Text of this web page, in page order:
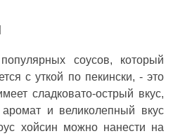
соусов, который
с уткой по пекински, - это
сладковато-острый вкус,
и великолепный вкус
хойсин можно нанести на